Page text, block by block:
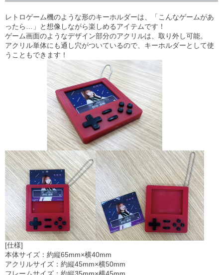
レトロゲーム機のような形のキーホルダーは、「こんなゲームがあ
ったら…」と想像しながら楽しめるアイテムです！
ゲーム画面のようなデザイン部分のアクリルは、取り外し可能。
アクリル単体にも通し穴がついているので、キーホルダーとして使
うこともできます！
[仕様]
本体サイズ：約縦65mm×横40mm
アクリルサイズ：約縦45mm×横50mm